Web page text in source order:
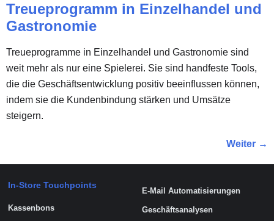
Treueprogramm in Einzelhandel und
Gastronomie
Treueprogramme in Einzelhandel und Gastronomie sind
weit mehr als nur eine Spielerei. Sie sind handfeste Tools,
die die Geschäftsentwicklung positiv beeinflussen können,
indem sie die Kundenbindung stärken und Umsätze
steigern.
Weiter →
In-Store Touchpoints
Kassenbons
E-Mail Automatisierungen
Geschäftsanalysen